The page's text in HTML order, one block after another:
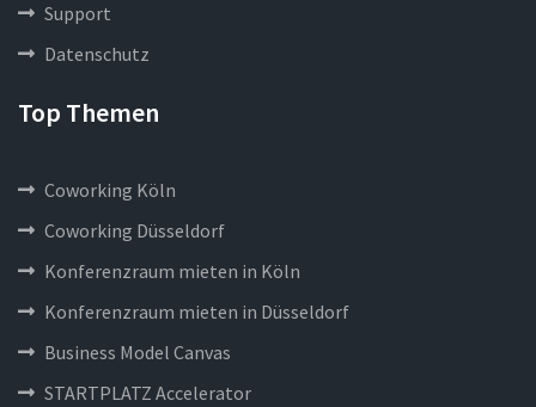
Support
Datenschutz
Top Themen
Coworking Köln
Coworking Düsseldorf
Konferenzraum mieten in Köln
Konferenzraum mieten in Düsseldorf
Business Model Canvas
STARTPLATZ Accelerator